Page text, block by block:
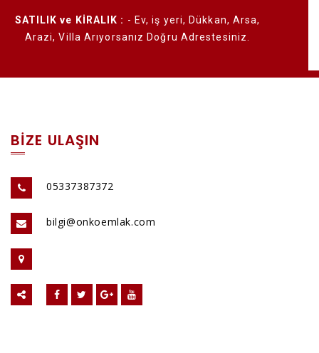
SATILIK ve KİRALIK : - Ev, iş yeri, Dükkan, Arsa,
Arazi, Villa Arıyorsanız Doğru Adrestesiniz.
BİZE ULAŞIN
05337387372
bilgi@onkoemlak.com